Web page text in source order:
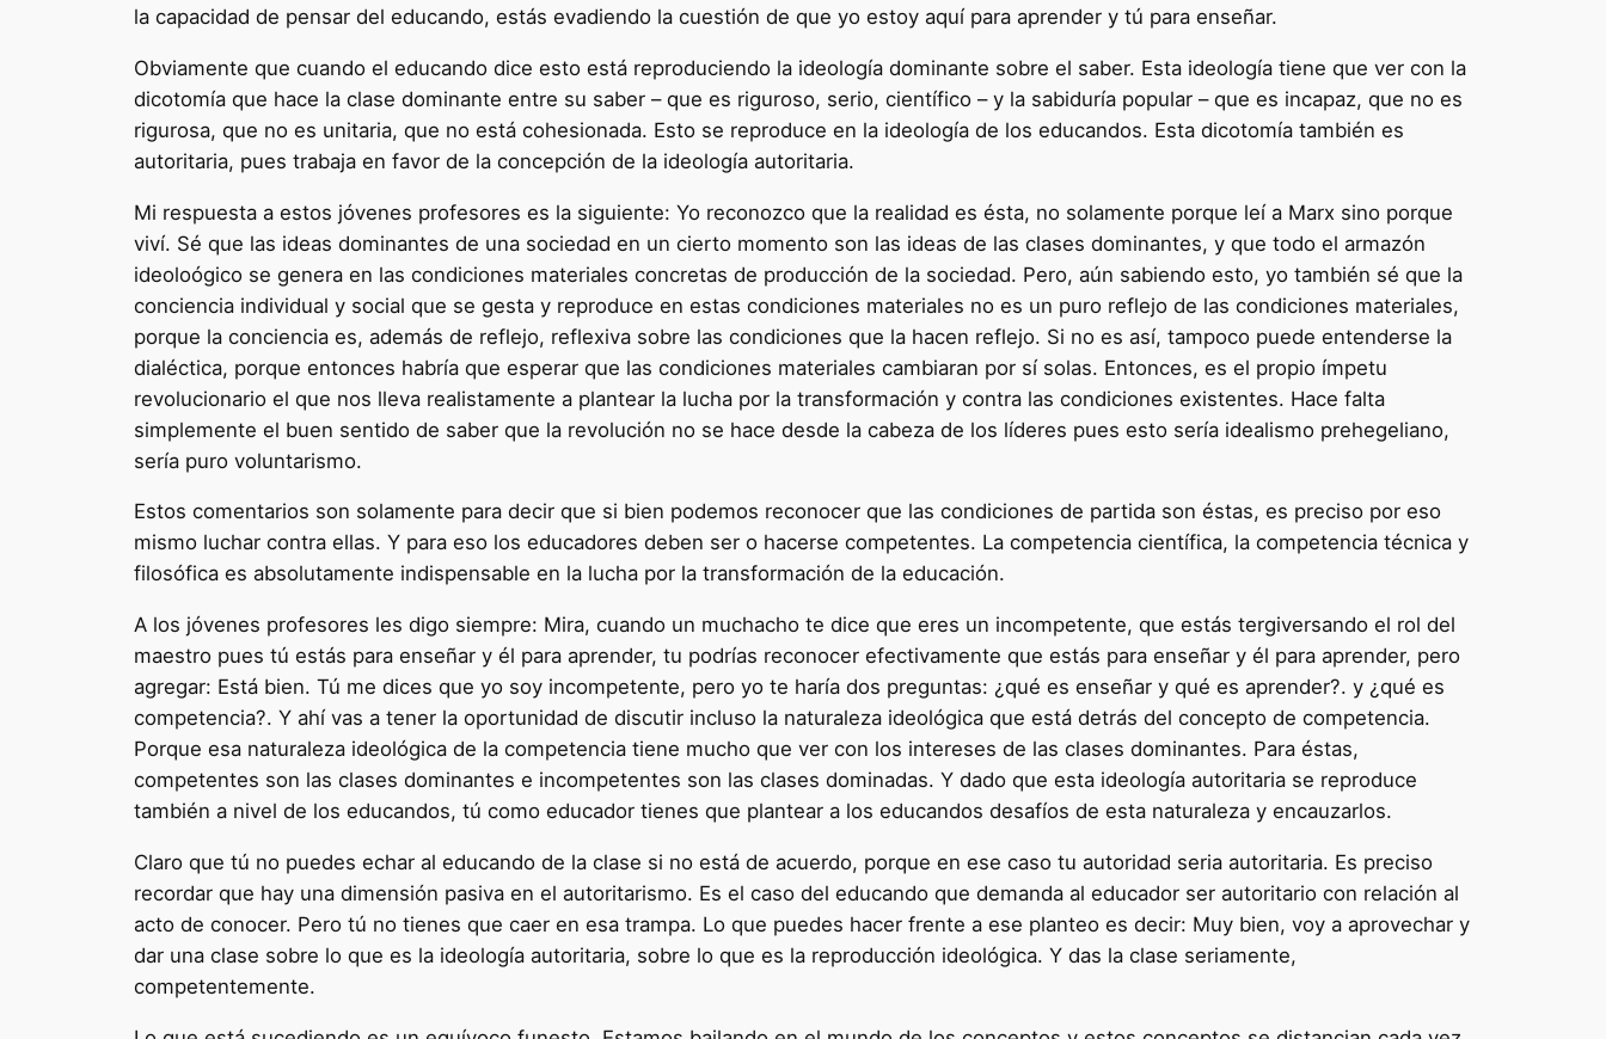
la capacidad de pensar del educando, estás evadiendo la cuestión de que yo estoy aquí para aprender y tú para enseñar.
Obviamente que cuando el educando dice esto está reproduciendo la ideología dominante sobre el saber. Esta ideología tiene que ver con la
dicotomía que hace la clase dominante entre su saber – que es riguroso, serio, científico – y la sabiduría popular – que es incapaz, que no es
rigurosa, que no es unitaria, que no está cohesionada. Esto se reproduce en la ideología de los educandos. Esta dicotomía también es
autoritaria, pues trabaja en favor de la concepción de la ideología autoritaria.
Mi respuesta a estos jóvenes profesores es la siguiente: Yo reconozco que la realidad es ésta, no solamente porque leí a Marx sino porque
viví. Sé que las ideas dominantes de una sociedad en un cierto momento son las ideas de las clases dominantes, y que todo el armazón
ideoloógico se genera en las condiciones materiales concretas de producción de la sociedad. Pero, aún sabiendo esto, yo también sé que la
conciencia individual y social que se gesta y reproduce en estas condiciones materiales no es un puro reflejo de las condiciones materiales,
porque la conciencia es, además de reflejo, reflexiva sobre las condiciones que la hacen reflejo. Si no es así, tampoco puede entenderse la
dialéctica, porque entonces habría que esperar que las condiciones materiales cambiaran por sí solas. Entonces, es el propio ímpetu
revolucionario el que nos lleva realistamente a plantear la lucha por la transformación y contra las condiciones existentes. Hace falta
simplemente el buen sentido de saber que la revolución no se hace desde la cabeza de los líderes pues esto sería idealismo prehegeliano,
sería puro voluntarismo.
Estos comentarios son solamente para decir que si bien podemos reconocer que las condiciones de partida son éstas, es preciso por eso
mismo luchar contra ellas. Y para eso los educadores deben ser o hacerse competentes. La competencia científica, la competencia técnica y
filosófica es absolutamente indispensable en la lucha por la transformación de la educación.
A los jóvenes profesores les digo siempre: Mira, cuando un muchacho te dice que eres un incompetente, que estás tergiversando el rol del
maestro pues tú estás para enseñar y él para aprender, tu podrías reconocer efectivamente que estás para enseñar y él para aprender, pero
agregar: Está bien. Tú me dices que yo soy incompetente, pero yo te haría dos preguntas: ¿qué es enseñar y qué es aprender?. y ¿qué es
competencia?. Y ahí vas a tener la oportunidad de discutir incluso la naturaleza ideológica que está detrás del concepto de competencia.
Porque esa naturaleza ideológica de la competencia tiene mucho que ver con los intereses de las clases dominantes. Para éstas,
competentes son las clases dominantes e incompetentes son las clases dominadas. Y dado que esta ideología autoritaria se reproduce
también a nivel de los educandos, tú como educador tienes que plantear a los educandos desafíos de esta naturaleza y encauzarlos.
Claro que tú no puedes echar al educando de la clase si no está de acuerdo, porque en ese caso tu autoridad seria autoritaria. Es preciso
recordar que hay una dimensión pasiva en el autoritarismo. Es el caso del educando que demanda al educador ser autoritario con relación al
acto de conocer. Pero tú no tienes que caer en esa trampa. Lo que puedes hacer frente a ese planteo es decir: Muy bien, voy a aprovechar y
dar una clase sobre lo que es la ideología autoritaria, sobre lo que es la reproducción ideológica. Y das la clase seriamente,
competentemente.